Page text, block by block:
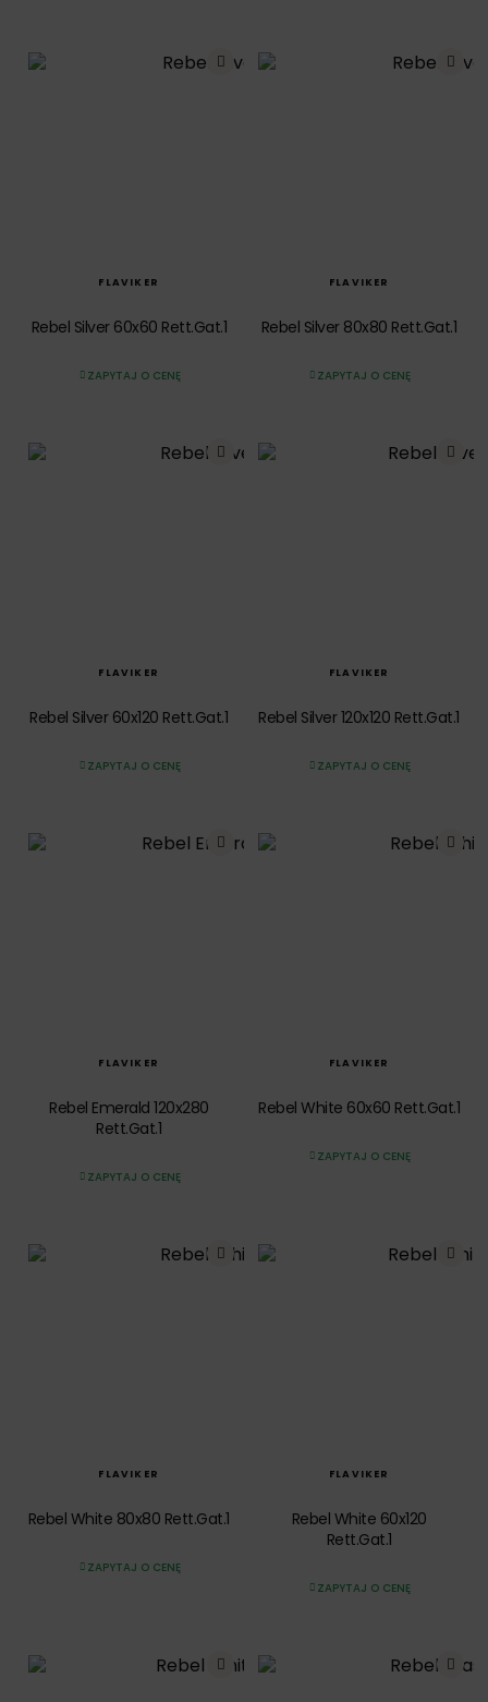
FLAVIKER
Rebel Silver 60x60 Rett.Gat.1
ZAPYTAJ O CENĘ
FLAVIKER
Rebel Silver 80x80 Rett.Gat.1
ZAPYTAJ O CENĘ
FLAVIKER
Rebel Silver 60x120 Rett.Gat.1
ZAPYTAJ O CENĘ
FLAVIKER
Rebel Silver 120x120 Rett.Gat.1
ZAPYTAJ O CENĘ
FLAVIKER
Rebel Emerald 120x280
Rett.Gat.1
ZAPYTAJ O CENĘ
FLAVIKER
Rebel White 60x60 Rett.Gat.1
ZAPYTAJ O CENĘ
FLAVIKER
Rebel White 80x80 Rett.Gat.1
ZAPYTAJ O CENĘ
FLAVIKER
Rebel White 60x120
Rett.Gat.1
ZAPYTAJ O CENĘ